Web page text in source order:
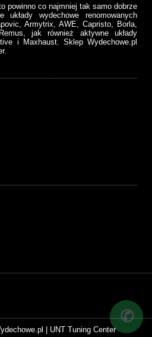
✆
powinno co najmniej tak samo dobrze
układy wydechowe renomowanych
Armytrix, AWE, Capristo, Borla,
jak również aktywne układy
i Maxhaust. Sklep Wydechowe.pl
| UNT Tuning Center